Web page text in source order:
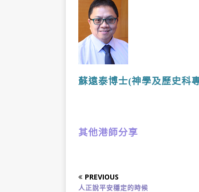
蘇遠泰博士(神學及歷史科
其他港師分享
PREVIOUS
人正說平安穩定的時候